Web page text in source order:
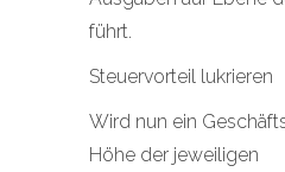
führt.
Steuervorteil lukrieren
Wird nun ein
Höhe der jeweiligen